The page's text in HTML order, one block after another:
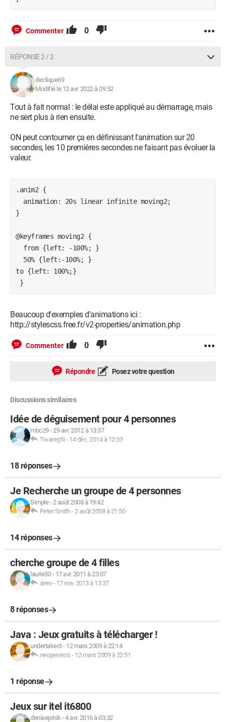
Commenter 0
RÉPONSE 2 / 2
declique69
Modifié le 12 avr. 2022 à 09:52
Tout à fait normal : le délai este appliqué au démarrage, mais
ne sert plus à rien ensuite.
ON peut contourner ça en définissant l'animation sur 20
secondes, les 10 premières secondes ne faisant pas évoluer la
valeur.
.anim2 {
}
@keyframes moving2 {
to {left: 100%;}
Beaucoup d'exemples d'animations ici :
http://stylescss.free.fr/v2-properties/animation.php
Commenter 0
Répondre Posez votre question
Discussions similaires
Idée de déguisement pour 4 personnes
mbc29-29 avr. 2012 à 13:37
TwaregSi - 14 déc. 2014 à 12:33
18 réponses
Je Recherche un groupe de 4 personnes
Simple-2 août 2008 à 19:42
Peter Smith-2 août 2008 à 21:50
14 réponses
cherche groupe de 4 filles
laurie30- 17 avr. 2011 à 23:07
airev- 17 nov. 2013 à 13:37
8 réponses
Java : Jeux gratuits à télécharger !
undertaker3- 12 mars 2009 à 22:14
neogenesis - 12 mars 2009 à 22:51
1 réponse
Jeux sur itel it6800
deniseprisk-4 avr. 2016 à 03:32